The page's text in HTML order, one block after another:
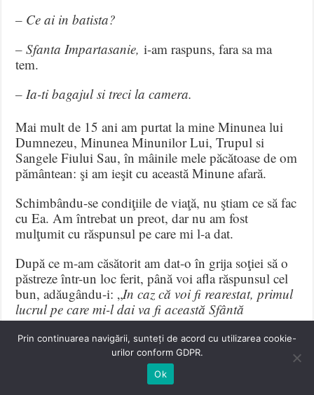
– Ce ai in batista?
– Sfanta Impartasanie, i-am raspuns, fara sa ma
tem.
– Ia-ti bagajul si treci la camera.
Mai mult de 15 ani am purtat la mine Minunea lui
Dumnezeu, Minunea Minunilor Lui, Trupul si
Sangele Fiului Sau, în mâinile mele păcătoase de om
pământean: şi am ieşit cu această Minune afară.
Schimbându-se condiţiile de viaţă, nu ştiam ce să fac
cu Ea. Am întrebat un preot, dar nu am fost
mulţumit cu răspunsul pe care mi l-a dat.
După ce m-am căsătorit am dat-o în grija soţiei să o
păstreze într-un loc ferit, până voi afla răspunsul cel
bun, adăugându-i: „In caz că voi fi rearestat, primul
lucrul pe care mi-l dai va fi această Sfântă
Impărtăşanie”.
Au trecut încă 27 de ani, până în 1992. Din când în
când mai întrebam câte un preot cum să procedez.
Simţindu-şi sfârşitul, înainte de a se spovedi şi
Prin continuarea navigării, sunteți de acord cu utilizarea cookie-
urilor conform GDPR.
Ok